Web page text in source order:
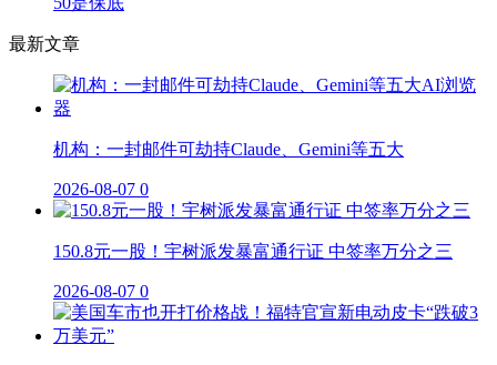
最新文章
机构：一封邮件可劫持Claude、Gemini等五大
2026-08-07 0
150.8元一股！宇树派发暴富通行证 中签率万分之三
2026-08-07 0